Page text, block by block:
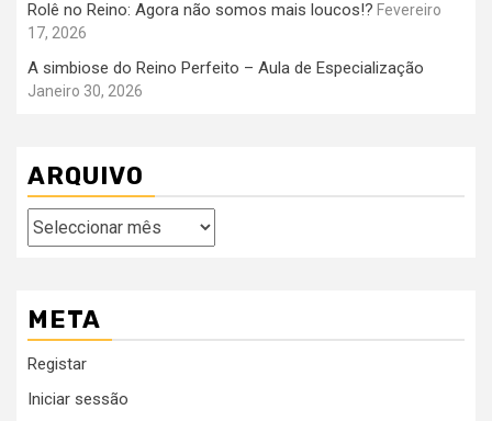
Rolê no Reino: Agora não somos mais loucos!? Fevereiro
17, 2026
A simbiose do Reino Perfeito – Aula de Especialização
Janeiro 30, 2026
ARQUIVO
Arquivo
META
Registar
Iniciar sessão